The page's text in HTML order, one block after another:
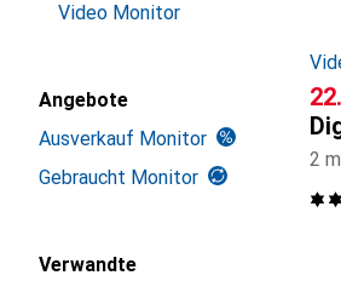
Video Monitor
Angebote
Ausverkauf Monitor
Gebraucht Monitor
Verwandte
2 m